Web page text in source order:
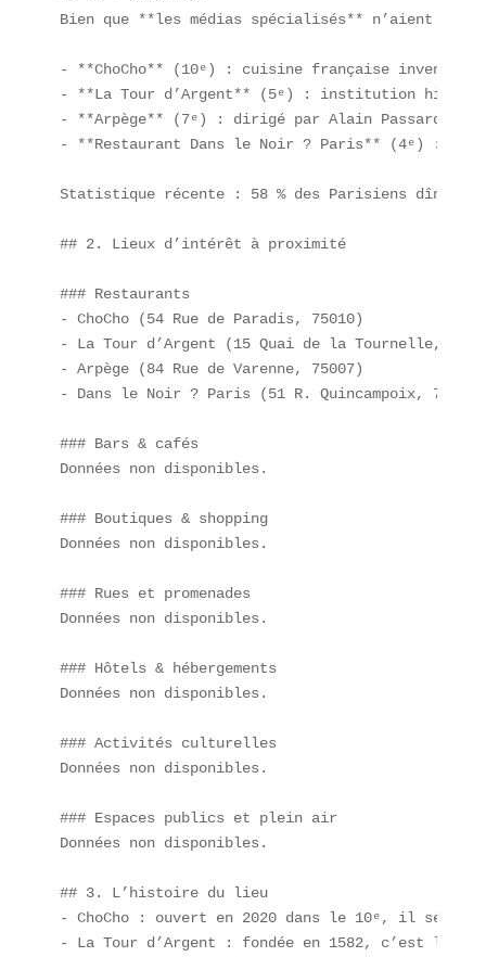
Bien que **les médias spécialisés** n’aient
- **ChoCho** (10ᵉ) : cuisine française
- **La Tour d’Argent** (5ᵉ) : institution
- **Arpège** (7ᵉ) : dirigé par Alain Passard,
- **Restaurant Dans le Noir ? Paris** (4ᵉ) :
Statistique récente : 58 % des Parisiens dînent
## 2. Lieux d’intérêt à proximité
### Restaurants
- ChoCho (54 Rue de Paradis, 75010)
- La Tour d’Argent (15 Quai de la Tournelle,
- Arpège (84 Rue de Varenne, 75007)
- Dans le Noir ? Paris (51 R. Quincampoix,
### Bars & cafés
Données non disponibles.
### Boutiques & shopping
Données non disponibles.
### Rues et promenades
Données non disponibles.
### Hôtels & hébergements
Données non disponibles.
### Activités culturelles
Données non disponibles.
### Espaces publics et plein air
Données non disponibles.
## 3. L’histoire du lieu
- ChoCho : ouvert en 2020 dans le 10ᵉ, il
- La Tour d’Argent : fondée en 1582, c’est